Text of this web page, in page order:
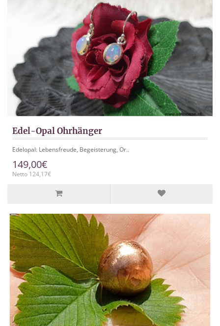
Edel-Opal Ohrhänger
Edelopal: Lebensfreude, Begeisterung, Or..
149,00€
Netto 124,17€